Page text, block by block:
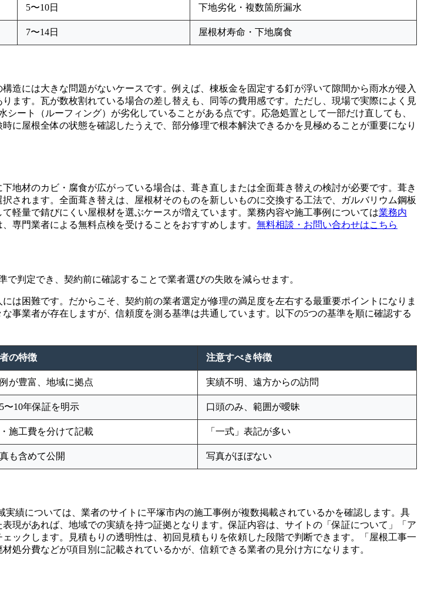
5〜10日 下地劣化・複数箇所漏水
7〜14日 屋根材寿命・下地腐食
造には大きな問題がないケースです。例えば、棟板金を固定する釘が浮いて隙間から雨水が侵入
ます。瓦が数枚割れている場合の差し替えも、同等の費用感です。ただし、現場で実際によく見
ート（ルーフィング）が劣化していることがある点です。応急処置として一部だけ直しても、
に屋根全体の状態を確認したうえで、部分修理で根本解決できるかを見極めることが重要になり
地材のカビ・腐食が広がっている場合は、葺き直しまたは全面葺き替えの検討が必要です。葺き
されます。全面葺き替えは、屋根材そのものを新しいものに交換する工法で、ガルバリウム鋼板
軽量で錆びにくい屋根材を選ぶケースが増えています。業務内容や施工事例については業務内
専門業者による無料点検を受けることをおすすめします。 無料相談・お問い合わせはこちら
判定でき、契約前に確認することで業者選びの失敗を減らせます。
は困難です。だからこそ、契約前の業者選定が修理の満足度を左右する最重要ポイントになりま
事業者が存在しますが、信頼度を測る基準は共通しています。以下の5つの基準を順に確認する
の特徴 注意すべき特徴
が豊富、地域に拠点 実績不明、遠方からの訪問
〜10年保証を明示 口頭のみ、範囲が曖昧
施工費を分けて記載 「一式」表記が多い
も含めて公開 写真がほぼない
績については、業者のサイトに平塚市内の施工事例が複数掲載されているかを確認します。具
現があれば、地域での実績を持つ証拠となります。保証内容は、サイトの「保証について」「ア
ックします。見積もりの透明性は、初回見積もりを依頼した段階で判断できます。「屋根工事一
分費などが項目別に記載されているかが、信頼できる業者の見分け方になります。